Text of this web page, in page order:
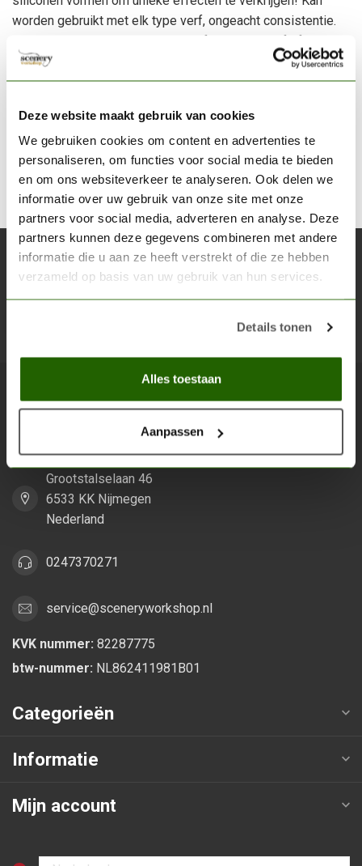
Deze website maakt gebruik van cookies
We gebruiken cookies om content en advertenties te
personaliseren, om functies voor social media te bieden
en om ons websiteverkeer te analyseren. Ook delen we
informatie over uw gebruik van onze site met onze
partners voor social media, adverteren en analyse. Deze
partners kunnen deze gegevens combineren met andere
informatie die u aan ze heeft verstrekt of die ze hebben
verzameld op basis van uw gebruik van hun services.
Details tonen
Alles toestaan
Aanpassen
worden gebruikt met elk type verf, ongeacht consistentie.
Probeer eens wat anders dan je standaard penselen?
De Colour Shapers hebben rigide punten voor gebruik met
dikkere verven (acryl, olie).
Abonneer je op onze nieuwsbrief
Blijf op de hoogte over onze laatste acties
Scenery Workshop BV
Alles voor je miniature wargaming en scenery
Grootstalselaan 46
6533 KK Nijmegen
Nederland
0247370271
service@sceneryworkshop.nl
KVK nummer: 82287775
btw-nummer: NL862411981B01
Categorieën
Informatie
Mijn account